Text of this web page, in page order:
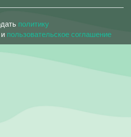
политику
и пользовательское соглашение